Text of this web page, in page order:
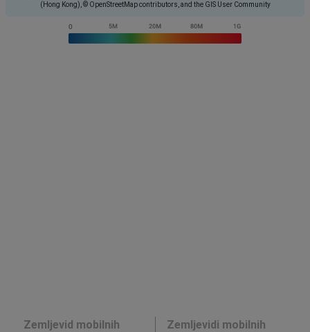
(Hong Kong), © OpenStreetMap contributors, and the GIS User Community
Zemljevid mobilnih
Zemljevidi mobilnih